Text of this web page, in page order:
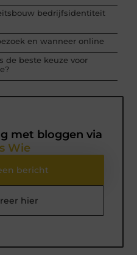
bedrijfsidentiteit
en wanneer online
de beste keuze voor
met bloggen via
Wie
bericht
hier